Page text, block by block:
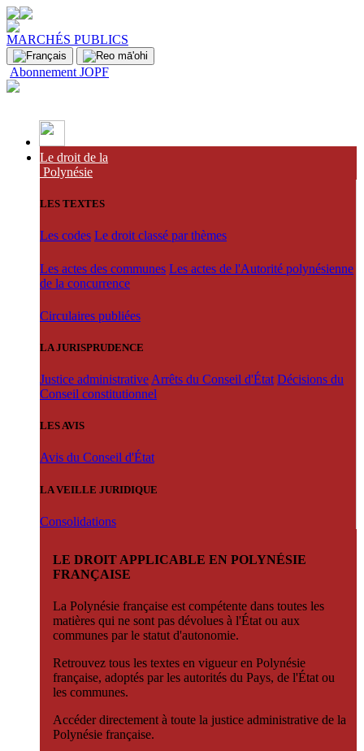
MARCHÉS PUBLICS
Abonnement JOPF
Le droit de la
Polynésie
LES TEXTES
Les codes Le droit classé par thèmes
Les actes des communes Les actes de l'Autorité polynésienne
de la concurrence
Circulaires publiées
LA JURISPRUDENCE
Justice administrative Arrêts du Conseil d'État Décisions du
Conseil constitutionnel
LES AVIS
Avis du Conseil d'État
LA VEILLE JURIDIQUE
Consolidations
LE DROIT APPLICABLE EN POLYNÉSIE
FRANÇAISE
La Polynésie française est compétente dans toutes les
matières qui ne sont pas dévolues à l'État ou aux
communes par le statut d'autonomie.
Retrouvez tous les textes en vigueur en Polynésie
française, adoptés par les autorités du Pays, de l'État ou
les communes.
Accéder directement à toute la justice administrative de la
Polynésie française.